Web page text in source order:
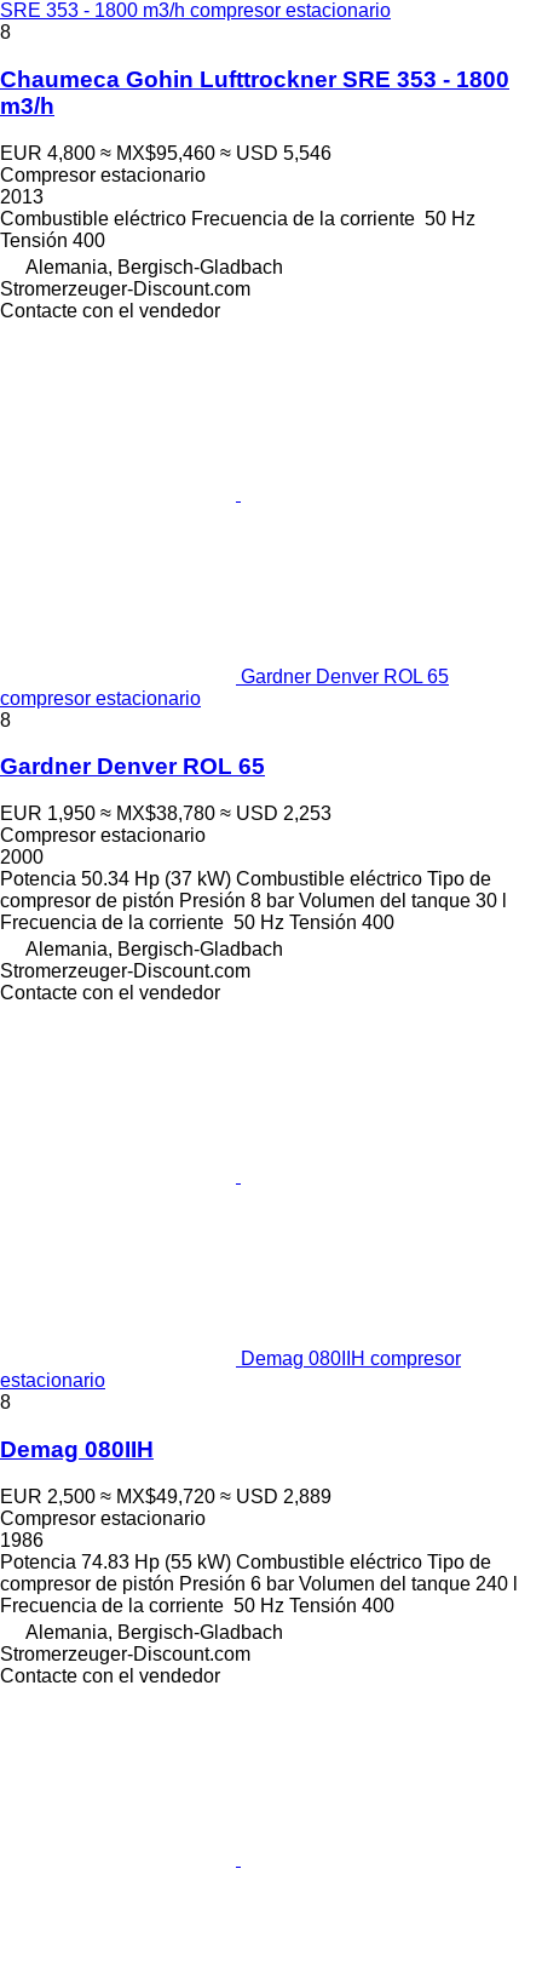
SRE 353 - 1800 m3/h compresor estacionario
8
Chaumeca Gohin Lufttrockner SRE 353 - 1800
m3/h
EUR 4,800 ≈ MX$95,460 ≈ USD 5,546
Compresor estacionario
2013
Combustible eléctrico Frecuencia de la corriente 50 Hz
Tensión 400
Alemania, Bergisch-Gladbach
Stromerzeuger-Discount.com
Contacte con el vendedor
Gardner Denver ROL 65
compresor estacionario
8
Gardner Denver ROL 65
EUR 1,950 ≈ MX$38,780 ≈ USD 2,253
Compresor estacionario
2000
Potencia 50.34 Hp (37 kW) Combustible eléctrico Tipo de
compresor de pistón Presión 8 bar Volumen del tanque 30 l
Frecuencia de la corriente 50 Hz Tensión 400
Alemania, Bergisch-Gladbach
Stromerzeuger-Discount.com
Contacte con el vendedor
Demag 080IIH compresor
estacionario
8
Demag 080IIH
EUR 2,500 ≈ MX$49,720 ≈ USD 2,889
Compresor estacionario
1986
Potencia 74.83 Hp (55 kW) Combustible eléctrico Tipo de
compresor de pistón Presión 6 bar Volumen del tanque 240 l
Frecuencia de la corriente 50 Hz Tensión 400
Alemania, Bergisch-Gladbach
Stromerzeuger-Discount.com
Contacte con el vendedor